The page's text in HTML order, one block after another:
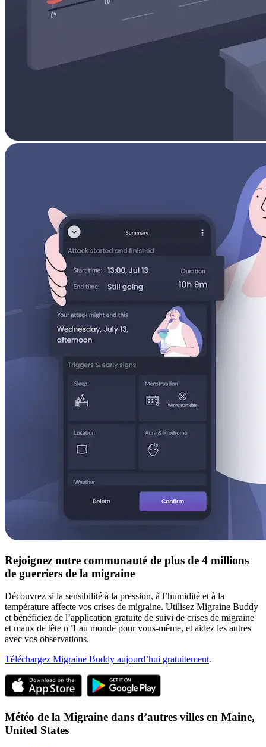
Rejoignez notre communauté de plus de 4 millions
de guerriers de la migraine
Découvrez si la sensibilité à la pression, à l’humidité et à la
température affecte vos crises de migraine. Utilisez Migraine Buddy
et bénéficiez de l’application gratuite de suivi de crises de migraine
et maux de tête n°1 au monde pour vous-même, et aidez les autres
avec vos observations.
Téléchargez Migraine Buddy aujourd’hui gratuitement.
Météo de la Migraine dans d’autres villes en Maine,
United States